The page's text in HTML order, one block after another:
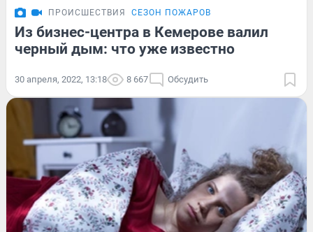
ПРОИСШЕСТВИЯ СЕЗОН ПОЖАРОВ
Из бизнес-центра в Кемерове валил
черный дым: что уже известно
30 апреля, 2022, 13:18 8 667 Обсудить